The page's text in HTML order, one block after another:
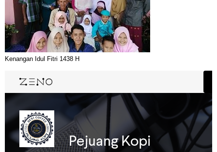
Kenangan Idul Fitri 1438 H